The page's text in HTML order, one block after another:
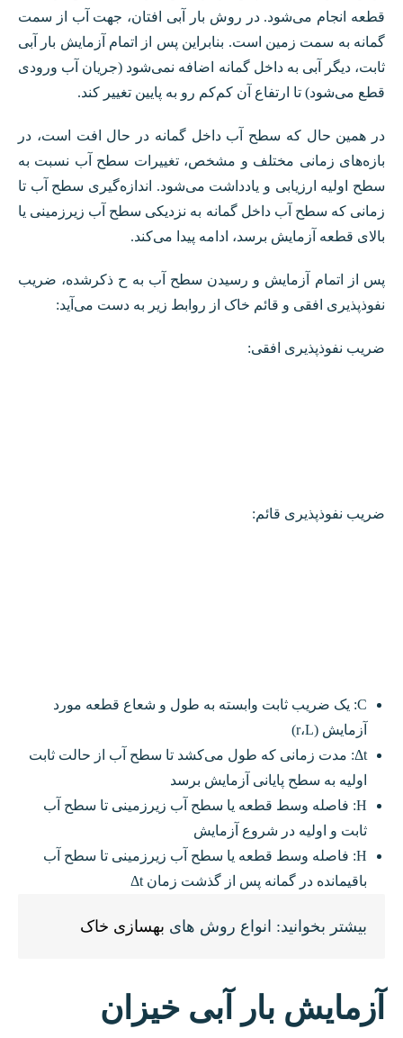
قطعه انجام می‌شود. در روش بار آبی افتان، جهت آب از سمت
گمانه به سمت زمین است. بنابراین پس از اتمام آزمایش بار آبی
ثابت، دیگر آبی به داخل گمانه اضافه نمی‌شود (جریان آب ورودی
قطع می‌شود) تا ارتفاع آن کم‌کم رو به پایین تغییر کند.
در همین حال که سطح آب داخل گمانه در حال افت است، در
بازه‌های زمانی مختلف و مشخص، تغییرات سطح آب نسبت به
سطح اولیه ارزیابی و یادداشت می‌شود. اندازه‌گیری سطح آب تا
زمانی که سطح آب داخل گمانه به نزدیکی سطح آب زیرزمینی یا
بالای قطعه آزمایش برسد، ادامه پیدا می‌کند.
پس از اتمام آزمایش و رسیدن سطح آب به ح ذکرشده، ضریب
نفوذپذیری افقی و قائم خاک از روابط زیر به دست می‌آید:
ضریب نفوذپذیری افقی:
ضریب نفوذپذیری قائم:
C: یک ضریب ثابت وابسته به طول و شعاع قطعه مورد
آزمایش (r،L)
Δt: مدت زمانی که طول می‌کشد تا سطح آب از حالت ثابت
اولیه به سطح پایانی آزمایش برسد
H: فاصله وسط قطعه یا سطح آب زیرزمینی تا سطح آب
ثابت و اولیه در شروع آزمایش
H: فاصله وسط قطعه یا سطح آب زیرزمینی تا سطح آب
باقیمانده در گمانه پس از گذشت زمان Δt
بیشتر بخوانید: انواع روش های بهسازی خاک
آزمایش بار آبی خیزان